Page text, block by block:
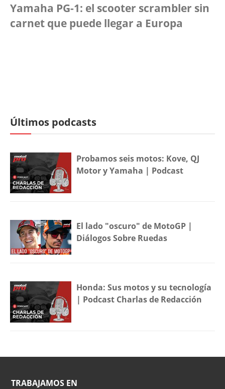
Yamaha PG-1: el scooter scrambler sin
carnet que puede llegar a Europa
Últimos podcasts
Probamos seis motos: Kove, QJ
Motor y Yamaha | Podcast
El lado "oscuro" de MotoGP |
Diálogos Sobre Ruedas
Honda: Sus motos y su tecnología
| Podcast Charlas de Redacción
TRABAJAMOS EN